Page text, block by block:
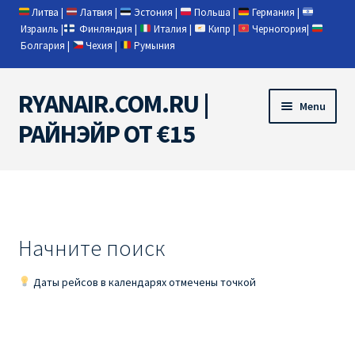
Литва | Латвия | Эстония | Польша | Германия |
Израиль | Финляндия | Италия | Кипр | Черногория|
Болгария | Чехия | Румыния
Skip
to
navigation
Skip
to
content
RYANAIR.COM.RU |
РАЙНЭЙР ОТ €15
Menu
RYANAIR PL ОТ € 9
Начните поиск
Даты рейсов в календарях отмечены точкой